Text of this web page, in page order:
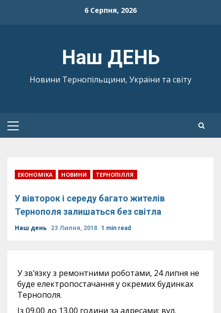
6 Серпня, 2026
Наш ДЕНЬ
Новини Тернопільщини, України та світу
Primary
ЕКОНОМІКА НОВИНИ ТЕРНОПІЛЛЯ
У вівторок і середу багато жителів
Тернополя залишаться без світла
Наш день 23 Липня, 2018 1 min read
У зв’язку з ремонтними роботами, 24 липня не
буде електропостачання у окремих будинках
Тернополя.
Із 09.00 до 13.00 години за адресами: вул.